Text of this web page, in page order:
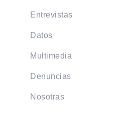
Entrevistas
Datos
Multimedia
Denuncias
Nosotras